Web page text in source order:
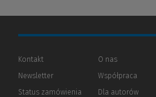
Kontakt
Newsletter
Status zamówienia
O nas
Współpraca
Dla autorów(Nowe
(Link